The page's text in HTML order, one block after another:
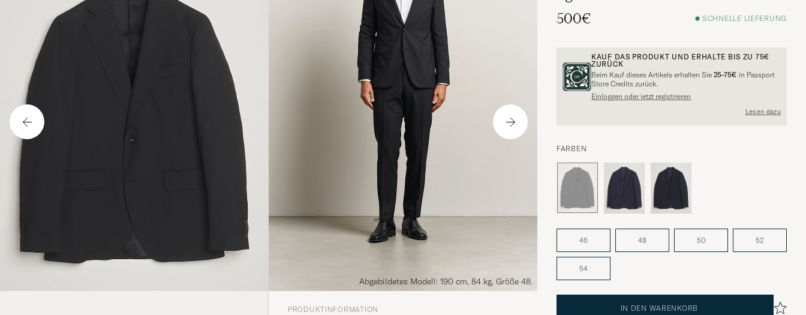
Abgebildetes Modell: 190 cm, 84 kg, Größe 48.
500€
SCHNELLE LIEFERUNG
KAUF DAS PRODUKT UND ERHALTE BIS ZU 75€
ZURÜCK
Beim Kauf dieses Artikels erhalten Sie 25-75€ in Passport
Store Credits zurück.
Einloggen oder jetzt registrieren
Lesen dazu
FARBEN
46 48 50 52
54
IN DEN WARENKORB
PRODUKTINFORMATION